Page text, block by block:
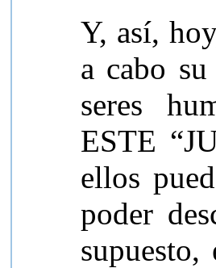
Y, así,
a cabo
seres
ESTE
ellos
poder